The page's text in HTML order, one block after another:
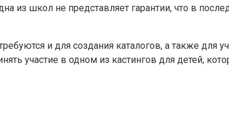
из школ не представляет гарантии, что в
и для создания каталогов, а также для
участие в одном из кастингов для детей,